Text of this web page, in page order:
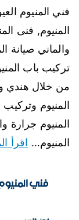
فني المنيوم
المنيوم, فنى
والماني صيانة
تركيب باب
من خلال هندي
المنيوم
المنيوم جرارة
المنيوم… اقرأ